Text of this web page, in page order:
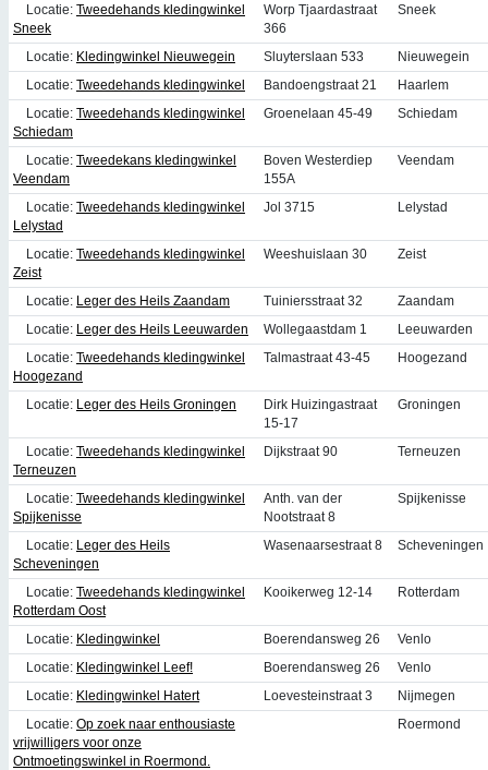
Locatie: Tweedehands kledingwinkel
Sneek
Worp Tjaardastraat
366
Sneek
Locatie: Kledingwinkel Nieuwegein Sluyterslaan 533
Nieuwegein
Locatie: Tweedehands kledingwinkel Bandoengstraat 21
Haarlem
Locatie: Tweedehands kledingwinkel
Schiedam
Groenelaan 45-49 Schiedam
Locatie: Tweedekans kledingwinkel
Veendam
Boven Westerdiep
155A
Veendam
Locatie: Tweedehands kledingwinkel
Lelystad
Jol 3715 Lelystad
Locatie: Tweedehands kledingwinkel
Zeist
Weeshuislaan 30 Zeist
Locatie: Leger des Heils Zaandam Tuiniersstraat 32
Zaandam
Locatie: Leger des Heils Leeuwarden Wollegaastdam 1
Leeuwarden
Locatie: Tweedehands kledingwinkel
Hoogezand
Talmastraat 43-45 Hoogezand
Locatie: Leger des Heils Groningen
Dirk Huizingastraat
15-17
Groningen
Locatie: Tweedehands kledingwinkel
Terneuzen
Dijkstraat 90 Terneuzen
Locatie: Tweedehands kledingwinkel
Spijkenisse
Anth. van der
Nootstraat 8
Spijkenisse
Locatie: Leger des Heils
Scheveningen
Wasenaarsestraat 8 Scheveningen
Locatie: Tweedehands kledingwinkel
Rotterdam Oost
Kooikerweg 12-14 Rotterdam
Locatie: Kledingwinkel Boerendansweg 26
Venlo
Locatie: Kledingwinkel Leef! Boerendansweg 26
Venlo
Locatie: Kledingwinkel Hatert Loevesteinstraat 3
Nijmegen
Locatie: Op zoek naar enthousiaste
vrijwilligers voor onze
Ontmoetingswinkel in Roermond.
Roermond